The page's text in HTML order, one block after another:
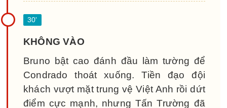
KHÔNG VÀO
Bruno bật cao đánh đầu làm tường để
Condrado thoát xuống. Tiền đạo đội
khách vượt mặt trung vệ Việt Anh rồi dứt
điểm cực mạnh, nhưng Tấn Trường đã